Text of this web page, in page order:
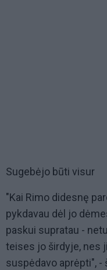
Sugebėjo būti visur
"Kai Rimo didesnę
pykdavau dėl jo
paskui supratau -
teises jo širdyje, nes
suspėdavo aprėpti", -